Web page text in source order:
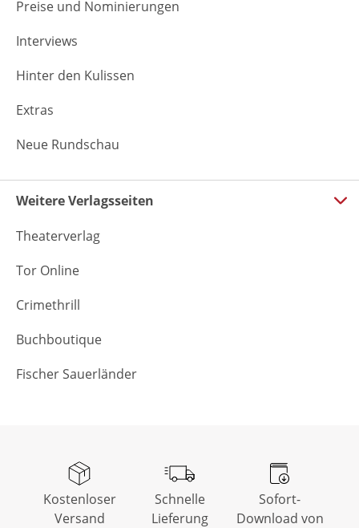
Preise und Nominierungen
Interviews
Hinter den Kulissen
Extras
Neue Rundschau
Weitere Verlagsseiten
Theaterverlag
Tor Online
Crimethrill
Buchboutique
Fischer Sauerländer
Kostenloser
Versand
Schnelle
Lieferung
Sofort-
Download von